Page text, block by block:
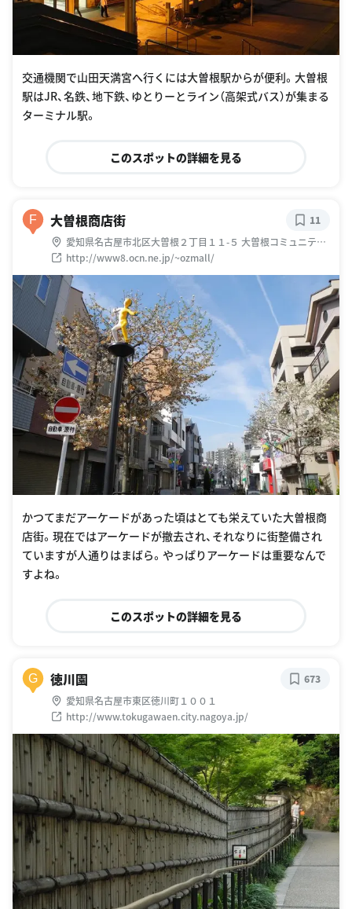
交通機関で山田天満宮へ行くには大曽根駅からが便利。大曽根
駅はJR、名鉄、地下鉄、ゆとりーとライン（高架式バス）が集まる
ターミナル駅。
このスポットの詳細を見る
F 大曽根商店街
愛知県名古屋市北区大曽根２丁目１１-５ 大曽根コミュニティ
会館
http://www8.ocn.ne.jp/~ozmall/
11
かつてまだアーケードがあった頃はとても栄えていた大曽根商
店街。現在ではアーケードが撤去され、それなりに街整備され
ていますが人通りはまばら。やっぱりアーケードは重要なんで
すよね。
このスポットの詳細を見る
G 徳川園
愛知県名古屋市東区徳川町１００１
http://www.tokugawaen.city.nagoya.jp/
673